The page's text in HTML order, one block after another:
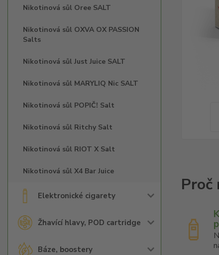
Nikotinová sůl Oree SALT
Nikotinová sůl OXVA OX PASSION
Salts
Nikotinová sůl Just Juice SALT
Nikotinová sůl MARYLIQ Nic SALT
Nikotinová sůl POPIČ! Salt
Nikotinová sůl Ritchy Salt
Nikotinová sůl RIOT X Salt
Nikotinová sůl X4 Bar Juice
Elektronické cigarety
Žhavící hlavy, POD cartridge
Báze, boostery